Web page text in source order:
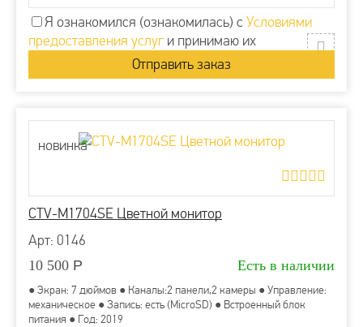
Я ознакомился (ознакомилась) с Условиями
предоставления услуги принимаю их
новинка
CTV-M1704SE Цветной монитор
Арт: 0146
10 500 Р Есть в наличии
● Экран: 7 дюймов ● Каналы:2 панели,2 камеры ● Управление:
механическое ● Запись: есть (MicroSD) ● Встроенный блок
питания ● Год: 2019